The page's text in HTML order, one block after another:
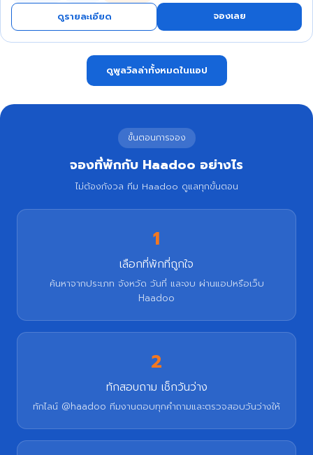
ดูรายละเอียด จองเลย
ดูพูลวิลล่าทั้งหมดในแอป
ขั้นตอนการจอง
จองที่พักกับ Haadoo อย่างไร
ไม่ต้องกังวล ทีม Haadoo ดูแลทุกขั้นตอน
1
เลือกที่พักที่ถูกใจ
ค้นหาจากประเภท จังหวัด วันที่ และงบ ผ่านแอปหรือเว็บ
Haadoo
2
ทักสอบถาม เช็กวันว่าง
ทักไลน์ @haadoo ทีมงานตอบทุกคำถามและตรวจสอบวันว่างให้